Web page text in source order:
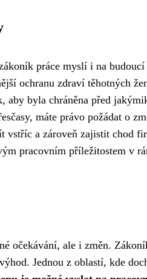
práce myslí i na
ochranu zdraví těhotných
aby byla chráněna před
máte právo požádat o
vstříc a zároveň zajistit chod
pracovním příležitostem v
očekávání, ale i změn.
Jednou z oblastí, kde